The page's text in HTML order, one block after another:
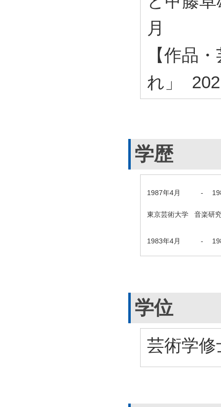
月
【作品
れ」
学歴
1987年4月 -
東京芸術大学 音楽研
1983年4月 -
学位
芸術学